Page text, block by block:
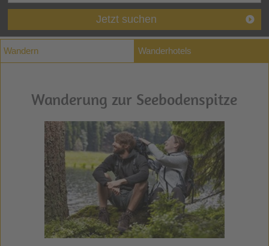
Jetzt suchen
Wandern Wanderhotels
Wanderung zur Seebodenspitze